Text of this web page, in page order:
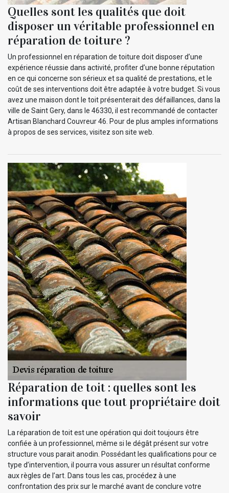
Quelles sont les qualités que doit
disposer un véritable professionnel en
réparation de toiture ?
Un professionnel en réparation de toiture doit disposer d’une
expérience réussie dans activité, profiter d’une bonne réputation
en ce qui concerne son sérieux et sa qualité de prestations, et le
coût de ses interventions doit être adaptée à votre budget. Si vous
avez une maison dont le toit présenterait des défaillances, dans la
ville de Saint Gery, dans le 46330, il est recommandé de contacter
Artisan Blanchard Couvreur 46. Pour de plus amples informations
à propos de ses services, visitez son site web.
Réparation de toit : quelles sont les
informations que tout propriétaire doit
savoir
La réparation de toit est une opération qui doit toujours être
confiée à un professionnel, même si le dégât présent sur votre
structure vous parait anodin. Possédant les qualifications pour ce
type d’intervention, il pourra vous assurer un résultat conforme
aux règles de l’art. Dans tous les cas, procédez à une
confrontation des prix sur le marché avant de conclure votre